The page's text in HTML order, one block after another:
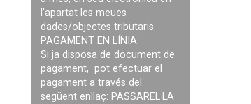
l'apartat les meues
dades/objectes tributaris.
PAGAMENT EN LÍNIA:
Si ja disposa de document de
pagament, pot efectuar el
pagament a través del
següent enllaç: PASSAREL·LA